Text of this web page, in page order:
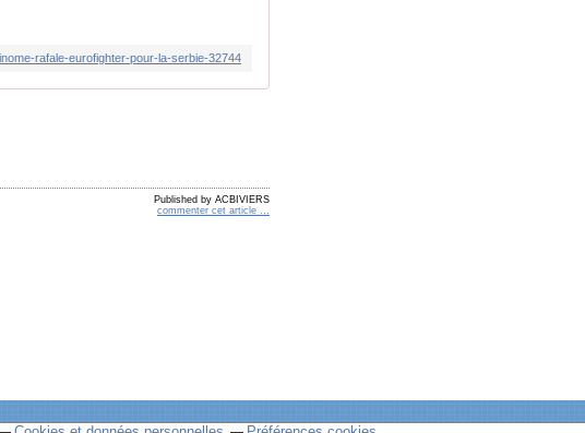
rafale-eurofighter-pour-la-serbie-32744
Published by ACBIVIERS
commenter cet article